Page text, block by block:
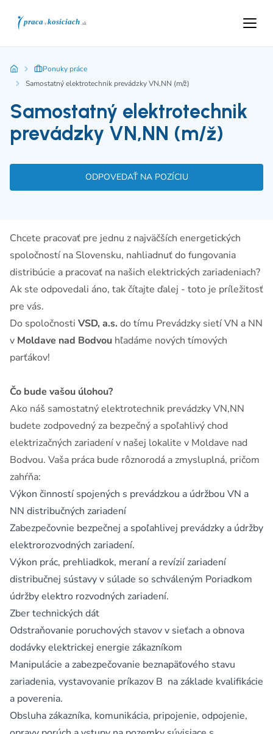
Ponuky práce
Samostatný elektrotechnik prevádzky VN,NN (m/ž)
Samostatný elektrotechnik
prevádzky VN,NN (m/ž)
ODPOVEDAŤ NA POZÍCIU
Chcete pracovať pre jednu z najväčších energetických
spoločností na Slovensku, nahliadnuť do fungovania
distribúcie a pracovať na našich elektrických zariadeniach?
Ak ste odpovedali áno, tak čítajte ďalej - toto je príležitosť
pre vás.
Do spoločnosti VSD, a.s. do tímu Prevádzky sietí VN a NN
v Moldave nad Bodvou hľadáme nových tímových
parťákov!
Čo bude vašou úlohou?
Ako náš samostatný elektrotechnik prevádzky VN,NN
budete zodpovedný za bezpečný a spoľahlivý chod
elektrizačných zariadení v našej lokalite v Moldave nad
Bodvou. Vaša práca bude rôznorodá a zmysluplná, pričom
zahŕňa:
Výkon činností spojených s prevádzkou a údržbou VN a
NN distribučných zariadení
Zabezpečovnie bezpečnej a spoľahlivej prevádzky a údržby
elektrorozvodných zariadení.
Výkon prác, prehliadkok, meraní a revízií zariadení
distribučnej sústavy v súlade so schváleným Poriadkom
údržby elektro rozvodných zariadení.
Zber technických dát
Odstraňovanie poruchových stavov v sieťach a obnova
dodávky elektrickej energie zákazníkom
Manipulácie a zabezpečovanie beznapäťového stavu
zariadenia, vystavovanie príkazov B na základe kvalifikácie
a poverenia.
Obsluha zákazníka, komunikácia, pripojenie, odpojenie,